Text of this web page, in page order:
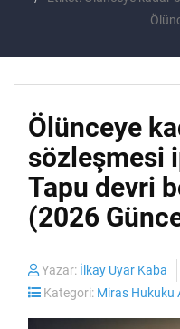
Ölünceye
sözleşmesi
Tapu devri
(2026
Yazar: İlkay Uyar Kaba
Kategori: Miras Hukuku